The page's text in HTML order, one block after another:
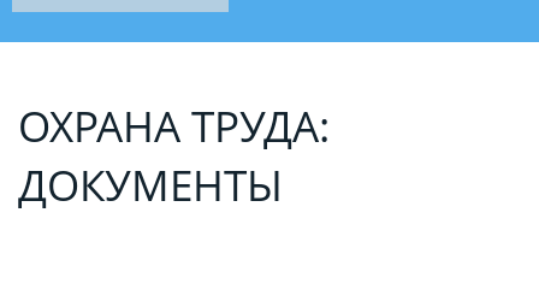
ОХРАНА ТРУДА:
ДОКУМЕНТЫ